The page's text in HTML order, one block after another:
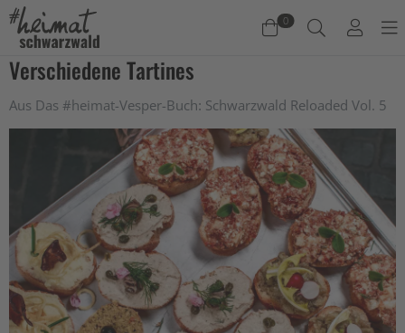
0
Jetzt einkaufen
Verschiedene Tartines
Aus Das #heimat-Vesper-Buch: Schwarzwald Reloaded Vol. 5